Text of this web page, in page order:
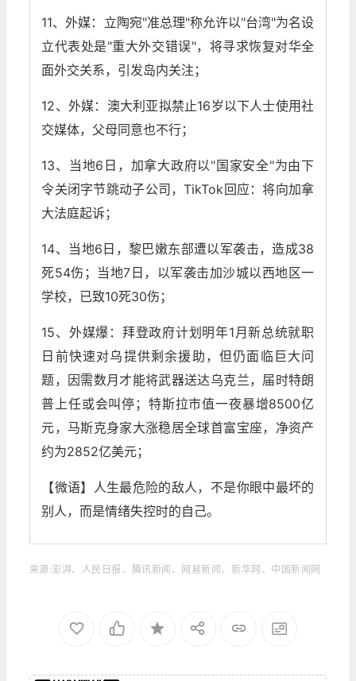
11、外媒：立陶宛"准总理"称允许以"台湾"为名设
立代表处是"重大外交错误"，将寻求恢复对华全
面外交关系，引发岛内关注；
12、外媒：澳大利亚拟禁止16岁以下人士使用社
交媒体，父母同意也不行；
13、当地6日，加拿大政府以"国家安全"为由下
令关闭字节跳动子公司，TikTok回应：将向加拿
大法庭起诉；
14、当地6日，黎巴嫩东部遭以军袭击，造成38
死54伤；当地7日，以军袭击加沙城以西地区一
学校，已致10死30伤；
15、外媒爆：拜登政府计划明年1月新总统就职
日前快速对乌提供剩余援助，但仍面临巨大问
题，因需数月才能将武器送达乌克兰，届时特朗
普上任或会叫停；特斯拉市值一夜暴增8500亿
元，马斯克身家大涨稳居全球首富宝座，净资产
约为2852亿美元；
【微语】人生最危险的敌人，不是你眼中最坏的
别人，而是情绪失控时的自己。
来源:澎湃、人民日报、腾讯新闻、网易新闻、新华网、中国新闻网